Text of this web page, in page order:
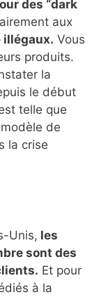
des “dark
aux
illégaux. Vous
produits.
la
le début
telle que
de
la crise
Unis, les
sont des
Et pour
à la